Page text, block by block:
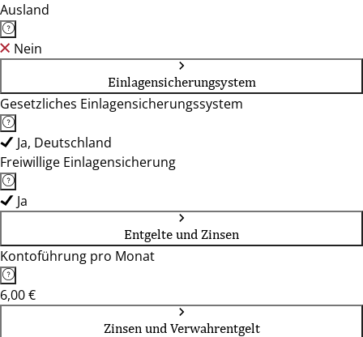
Ausland
Nein
Einlagensicherungsystem
Gesetzliches Einlagensicherungssystem
Ja, Deutschland
Freiwillige Einlagensicherung
Ja
Entgelte und Zinsen
Kontoführung pro Monat
6,00 €
Zinsen und Verwahrentgelt